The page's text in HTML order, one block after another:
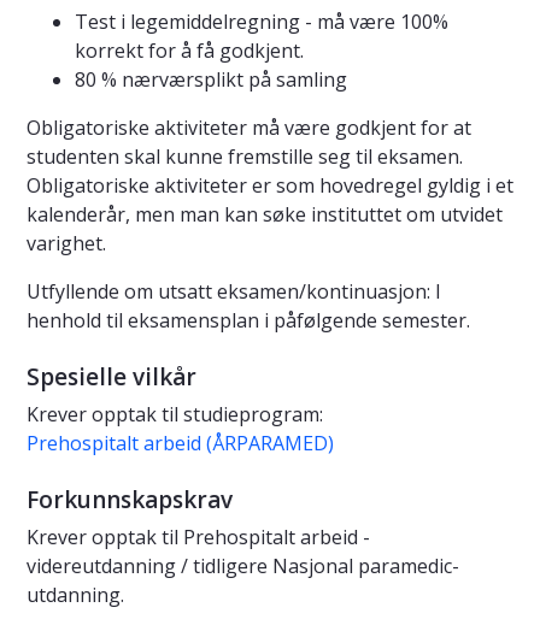
Test i legemiddelregning - må være 100%
korrekt for å få godkjent.
80 % nærværsplikt på samling
Obligatoriske aktiviteter må være godkjent for at
studenten skal kunne fremstille seg til eksamen.
Obligatoriske aktiviteter er som hovedregel gyldig i et
kalenderår, men man kan søke instituttet om utvidet
varighet.
Utfyllende om utsatt eksamen/kontinuasjon: I
henhold til eksamensplan i påfølgende semester.
Spesielle vilkår
Krever opptak til studieprogram:
Prehospitalt arbeid (ÅRPARAMED)
Forkunnskapskrav
Krever opptak til Prehospitalt arbeid -
videreutdanning / tidligere Nasjonal paramedic-
utdanning.